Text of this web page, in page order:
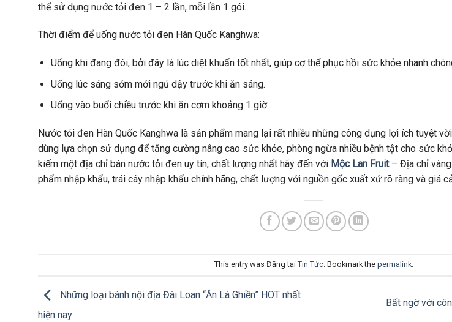
thể sử dụng nước tỏi đen 1 – 2 lần, mỗi lần 1 gói.
Thời điểm để uống nước tỏi đen Hàn Quốc Kanghwa:
Uống khi đang đói, bởi đây là lúc diệt khuẩn tốt nhất, giúp cơ thể phục hồi sức khỏe nhanh
Uống lúc sáng sớm mới ngủ dậy trước khi ăn sáng.
Uống vào buổi chiều trước khi ăn cơm khoảng 1 giờ.
Nước tỏi đen Hàn Quốc Kanghwa là sản phẩm mang lại rất nhiều những công dụng lợi ích tuyệt
dùng lựa chọn sử dụng để tăng cường nâng cao sức khỏe, phòng ngừa nhiều bệnh tật cho sức
kiếm một địa chỉ bán nước tỏi đen uy tín, chất lượng nhất hãy đến với Mộc Lan Fruit – Địa chỉ
phẩm nhập khẩu, trái cây nhập khẩu chính hãng, chất lượng với nguồn gốc xuất xứ rõ ràng và giá
This entry was Đăng tại Tin Tức. Bookmark the permalink.
Những loại bánh nội địa Đài Loan “Ăn Là Ghiền” HOT nhất
hiện nay
Bất ngờ với